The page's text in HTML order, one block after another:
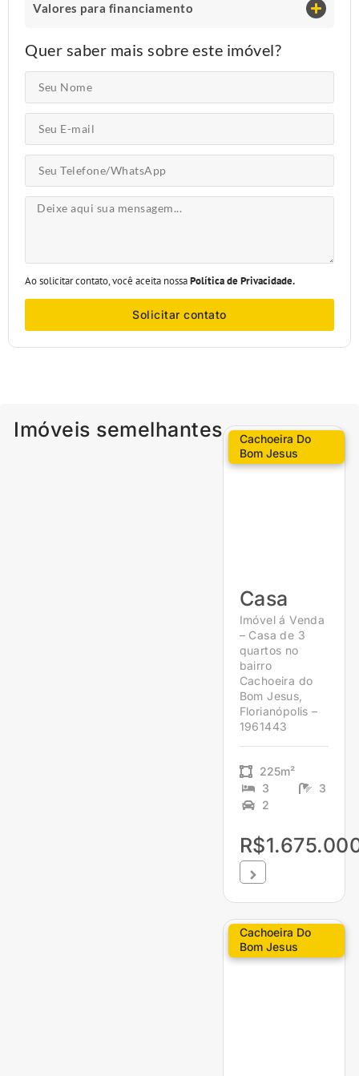
Valores para financiamento
Quer saber mais sobre este imóvel?
Ao solicitar contato, você aceita nossaPolítica de Privacidade.
Solicitar contato
Imóveis semelhantes
Cachoeira Do
Bom Jesus
Casa
Imóvel á Venda
– Casa de 3
quartos no
bairro
Cachoeira do
Bom Jesus,
Florianópolis –
1961443
225m²
3
3
2
Cachoeira Do
Bom Jesus